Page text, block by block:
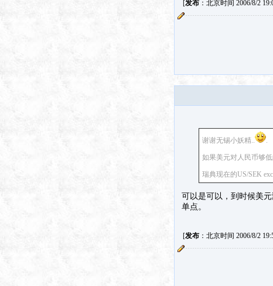
[发布：北京时间 2006/8/2
谢谢无锡小妖精.. .
如果美元对人民币够
瑞典现在的US/SEK
可以是可以，到时候美
单点。
[发布：北京时间 2006/8/2